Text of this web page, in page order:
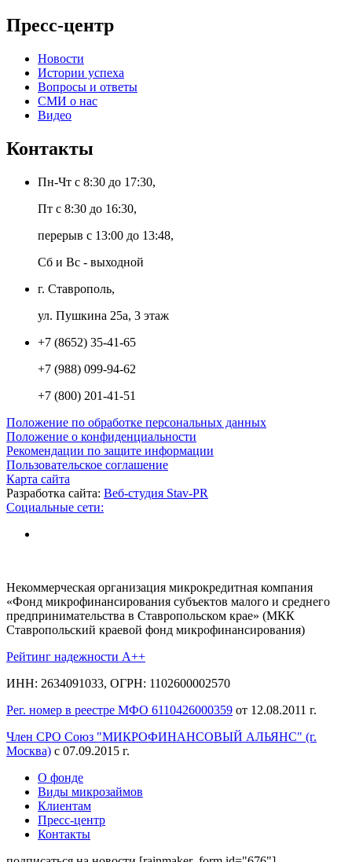
Пресс-центр
Новости
Истории успеха
Вопросы и ответы
СМИ о нас
Видео
Контакты
Пн-Чт с 8:30 до 17:30,
Пт с 8:30 до 16:30,
перерыв с 13:00 до 13:48,
Сб и Вс - выходной
г. Ставрополь,
ул. Пушкина 25а, 3 этаж
+7 (8652) 35-41-65
+7 (988) 099-94-62
+7 (800) 201-41-51
Положение по обработке персональных данных
Положение о конфиденциальности
Рекомендации по защите информации
Пользовательское соглашение
Карта сайта
Разработка сайта: Веб-студия Stav-PR
Социальные сети:
Некоммерческая организация микрокредитная компания
«Фонд микрофинансирования субъектов малого и среднего
предпринимательства в Ставропольском крае» (МКК
Ставропольский краевой фонд микрофинансирования)
Рейтинг надежности A++
ИНН: 2634091033, ОГРН: 1102600002570
Рег. номер в реестре МФО 6110426000359 от 12.08.2011 г.
Член СРО Союз "МИКРОФИНАНСОВЫЙ АЛЬЯНС" (г.
Москва) с 07.09.2015 г.
О фонде
Виды микрозаймов
Клиентам
Пресс-центр
Контакты